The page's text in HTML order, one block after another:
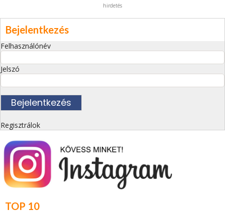
hirdetés
Bejelentkezés
Felhasználónév
Jelszó
Regisztrálok
TOP 10